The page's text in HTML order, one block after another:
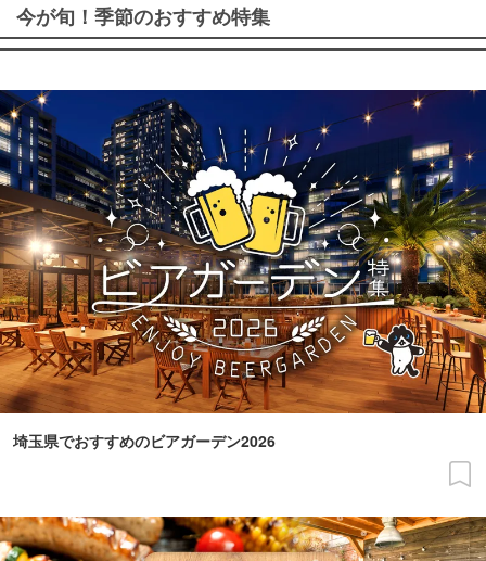
今が旬！季節のおすすめ特集
埼玉県でおすすめのビアガーデン2026